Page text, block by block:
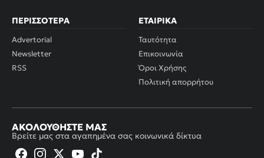
ΠΕΡΙΣΣΌΤΕΡΑ
Advertorial
Newsletter
RSS
ΕΤΑΙΡΙΚΆ
Ταυτότητα
Επικοινωνία
Όροι Χρήσης
Πολιτική απορρήτου
ΑΚΟΛΟΥΘΉΣΤΕ ΜΑΣ
Βρείτε μας στα αγαπημένα σας κοινωνικά δίκτυα